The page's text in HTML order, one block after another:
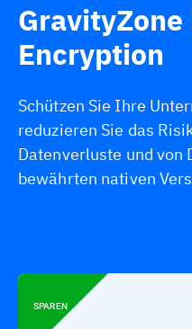
Encryption
Schützen Sie Ihre
reduzieren Sie das
Datenverluste und
bewährten nativen
SPAREN